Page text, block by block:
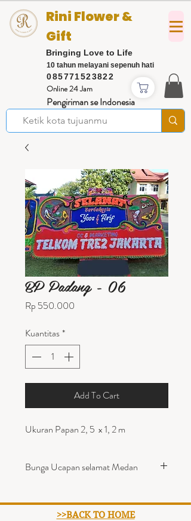
085771523822
Rini Flower &
Gift
Bringing Love to Life
Online 24 Jam
Pengiriman se Indonesia
10 tahun melayani sepenuh hati
BP Padang - 06
Rp 550.000
Kuantitas*
Add To Cart
Ukuran Papan 2, 5 x 1, 2 m
Bunga Ucapan selamat Medan
dengan bunga Jambul atas 1 titik.
>>BACK TO HOME